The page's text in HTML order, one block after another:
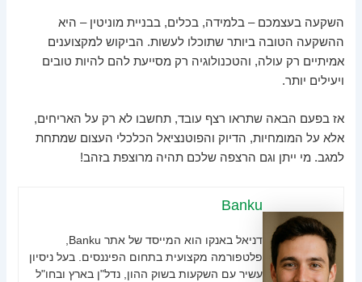
השקעה בעצמכם – בלמידה, בכלים, בבניית מוניטין – היא
ההשקעה הטובה ביותר שתוכלו לעשות. הביקוש למקצוענים
אמיתיים רק עולה, והטכנולוגיה רק מסייעת להם להיות טובים
ויעילים יותר.
אז בפעם הבאה שתראו רצף עובד, תחשבו לא רק על האריחים,
אלא על המומחיות, הדיוק והפוטנציאל הכלכלי העצום שמתחת
למגב. מי ייתן וגם הרצפה שלכם תהיה מרוצפת בזהב!
Banku
פלטפורמה מקצועית בתחום הפיננסים. בעל ניסיון
עשיר עם השקעות בשוק ההון, נדל"ן בארץ ובחו"ל